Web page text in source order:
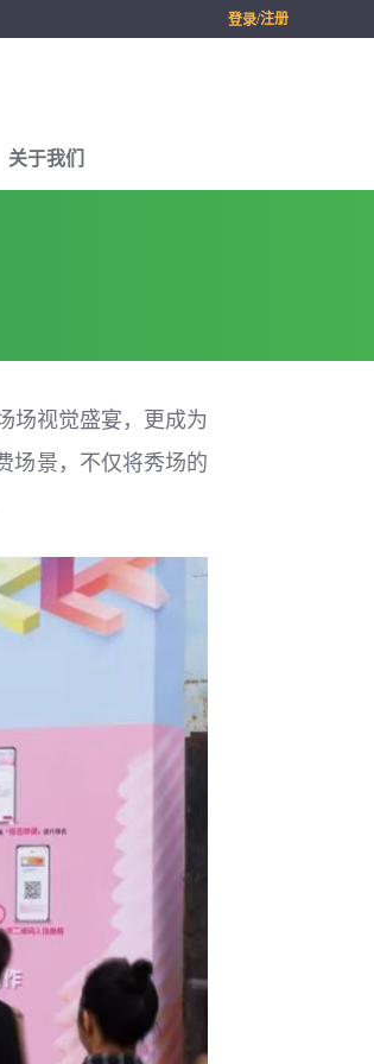
登录/注册
关于我们
场视觉盛宴，更成为
场景，不仅将秀场的